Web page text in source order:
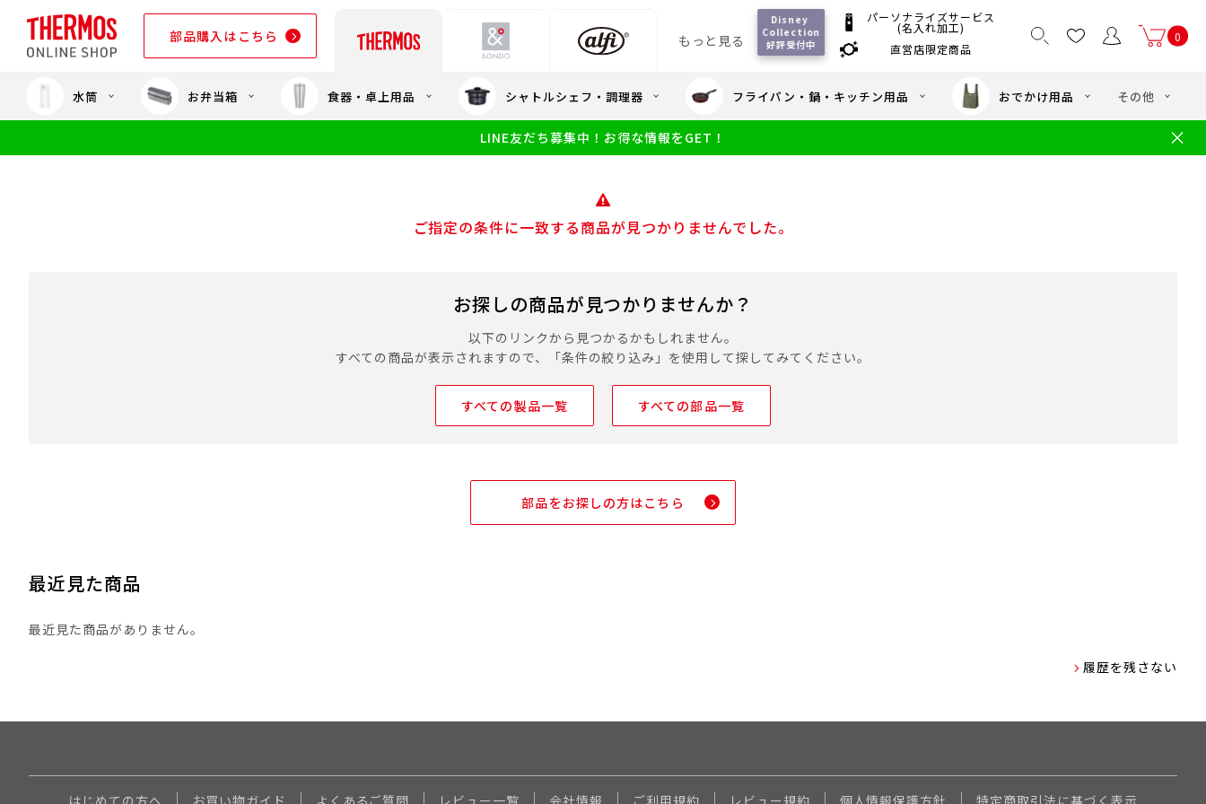
部品購入はこちら もっと見る
以上送料無料
サーモスのeギフト
ギフトのご案内
Disney
Collection
好評受付中
パーソナライズサービス
(名入れ加工)
直営店限定商品
部品購入はこちら
食洗機対応 幼児・園児向け水筒
0
水筒 お弁当箱 食器・卓上用品 シャトルシェフ・調理器 フライパン・鍋・キッチン用品 おでかけ用品 その他
LINE友だち募集中！お得な情報をGET！
ご指定の条件に一致する商品が見つかりませんでした。
お探しの商品が見つかりませんか？
以下のリンクから見つかるかもしれません。
すべての商品が表示されますので、「条件の絞り込み」を使用して探してみてください。
すべての製品一覧 すべての部品一覧
部品をお探しの方はこちら
最近見た商品
最近見た商品がありません。
履歴を残さない
はじめての方へ お買い物ガイド よくあるご質問 レビュー一覧 会社情報 ご利用規約 レビュー規約 個人情報保護方針 特定商取引法に基づく表示